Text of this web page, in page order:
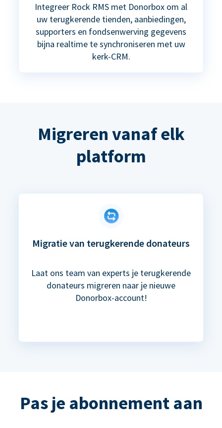
Integreer Rock RMS met Donorbox om al
uw terugkerende tienden, aanbiedingen,
supporters en fondsenwerving gegevens
bijna realtime te synchroniseren met uw
kerk-CRM.
Migreren vanaf elk
platform
Migratie van terugkerende donateurs
Laat ons team van experts je terugkerende
donateurs migreren naar je nieuwe
Donorbox-account!
Pas je abonnement aan